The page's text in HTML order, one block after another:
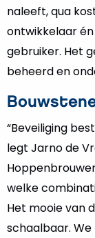
naleeft, qua
ontwikkelaar
gebruiker. Het
beheerd en
“Beveiliging
legt Jarno de
welke
Het mooie van
schaalbaar.